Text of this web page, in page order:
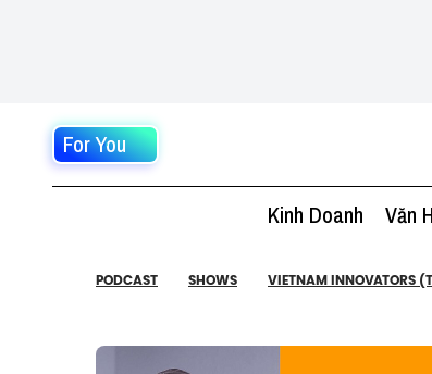
For You
Kinh Doanh Văn
PODCAST SHOWS VIETNAM INNOVATORS